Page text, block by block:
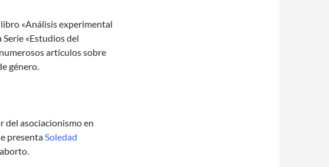
«Análisis experimental
«Estudios del
artículos sobre
género.
del asociacionismo en
presentaSoledad